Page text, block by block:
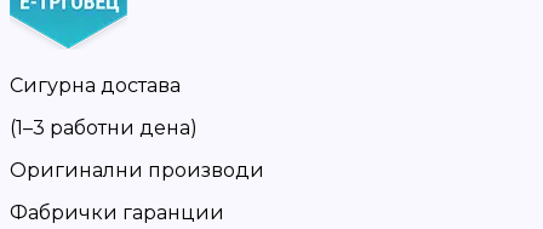
Сигурна достава
(1–3 работни дена)
Оригинални производи
Фабрички гаранции